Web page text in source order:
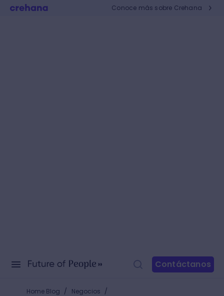
Conoce más sobre Crehana
Contáctanos
Home Blog / Negocios /